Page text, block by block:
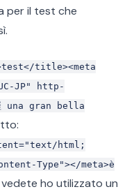
per il test che
title><meta
JP" http-
una gran bella
html;
Type"></meta>è
ho utilizzato un